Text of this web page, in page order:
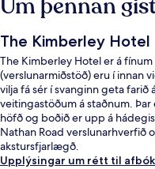
Um þennan
The Kimberley Hotel
The Kimberley Hotel er á
(verslunarmiðstöð) eru í innan
vilja fá sér í svanginn geta farið
veitingastöðum á staðnum.
höfð og boðið er upp á
Nathan Road verslunarhverfið
akstursfjarlægð.
Upplýsingar um rétt til